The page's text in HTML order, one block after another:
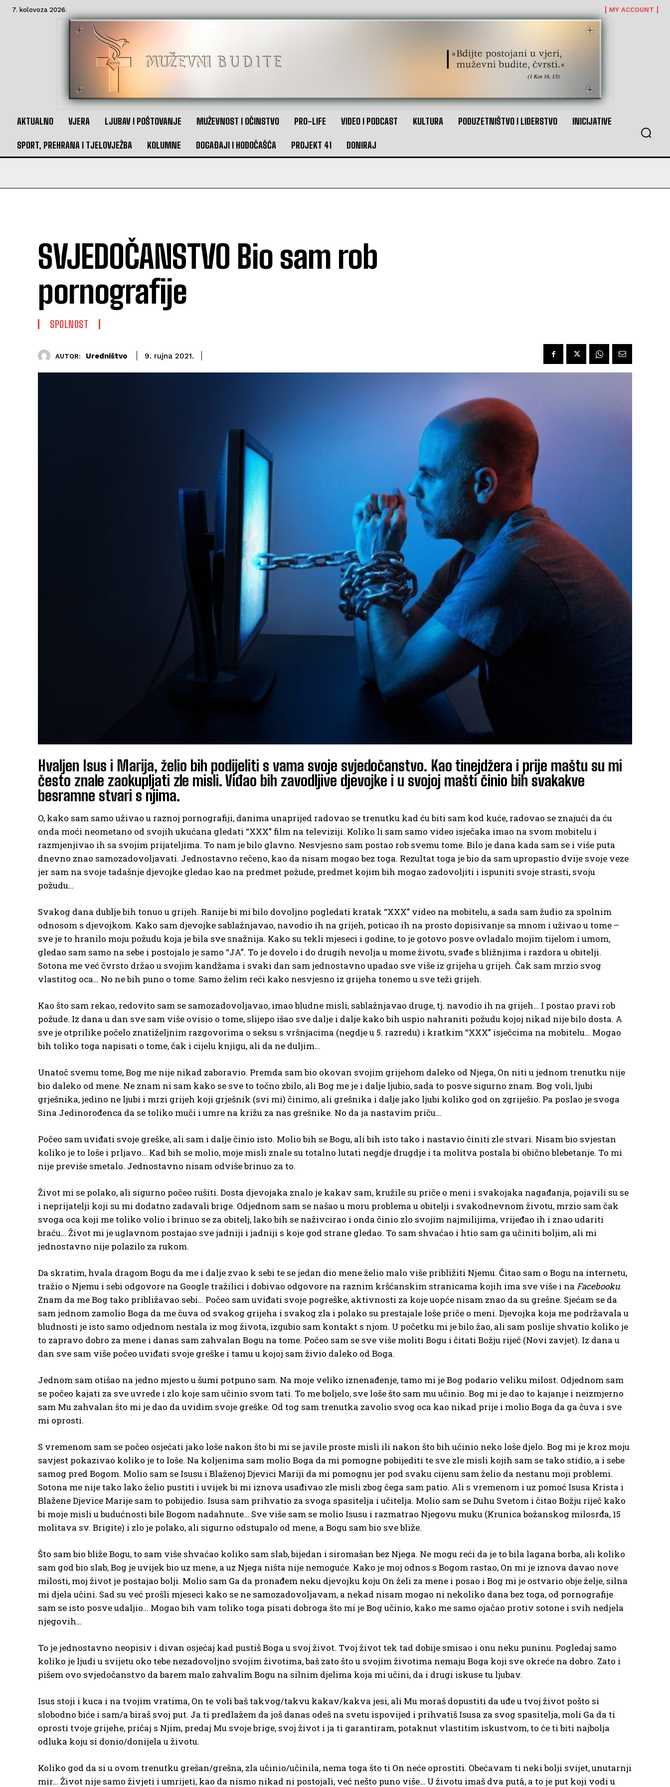
7. kolovoza 2026. MY ACCOUNT
AKTUALNO VJERA LJUBAV I POŠTOVANJE MUŽEVNOST I OČINSTVO PRO-LIFE VIDEO I PODCAST KULTURA PODUZETNIŠTVO I LIDERSTVO INICIJATIVE
SPORT, PREHRANA I TJELOVJEŽBA KOLUMNE DOGAĐAJI I HODOČAŠĆA PROJEKT 41 DONIRAJ
SVJEDOČANSTVO Bio sam rob
pornografije
SPOLNOST
AUTOR: Uredništvo 9. rujna 2021.
Hvaljen Isus i Marija, želio bih podijeliti s vama svoje svjedočanstvo. Kao tinejdžera i prije maštu su mi
često znale zaokupljati zle misli. Viđao bih zavodljive djevojke i u svojoj mašti činio bih svakakve
besramne stvari s njima.
O, kako sam samo uživao u raznoj pornografiji, danima unaprijed radovao se trenutku kad ću biti sam kod kuće, radovao se znajući da ću
onda moći neometano od svojih ukućana gledati “XXX” film na televiziji. Koliko li sam samo video isječaka imao na svom mobitelu i
razmjenjivao ih sa svojim prijateljima. To nam je bilo glavno. Nesvjesno sam postao rob svemu tome. Bilo je dana kada sam se i više puta
dnevno znao samozadovoljavati. Jednostavno rečeno, kao da nisam mogao bez toga. Rezultat toga je bio da sam upropastio dvije svoje veze
jer sam na svoje tadašnje djevojke gledao kao na predmet požude, predmet kojim bih mogao zadovoljiti i ispuniti svoje strasti, svoju
požudu…
Svakog dana dublje bih tonuo u grijeh. Ranije bi mi bilo dovoljno pogledati kratak “XXX” video na mobitelu, a sada sam žudio za spolnim
odnosom s djevojkom. Kako sam djevojke sablažnjavao, navodio ih na grijeh, poticao ih na prosto dopisivanje sa mnom i uživao u tome –
sve je to hranilo moju požudu koja je bila sve snažnija. Kako su tekli mjeseci i godine, to je gotovo posve ovladalo mojim tijelom i umom,
gledao sam samo na sebe i postojalo je samo “JA”. To je dovelo i do drugih nevolja u mome životu, svađe s bližnjima i razdora u obitelji.
Sotona me već čvrsto držao u svojim kandžama i svaki dan sam jednostavno upadao sve više iz grijeha u grijeh. Čak sam mrzio svog
vlastitog oca… No ne bih puno o tome. Samo želim reći kako nesvjesno iz grijeha tonemo u sve teži grijeh.
Kao što sam rekao, redovito sam se samozadovoljavao, imao bludne misli, sablažnjavao druge, tj. navodio ih na grijeh… I postao pravi rob
požude. Iz dana u dan sve sam više ovisio o tome, slijepo išao sve dalje i dalje kako bih uspio nahraniti požudu kojoj nikad nije bilo dosta. A
sve je otprilike počelo znatiželjnim razgovorima o seksu s vršnjacima (negdje u 5. razredu) i kratkim “XXX” isječcima na mobitelu… Mogao
bih toliko toga napisati o tome, čak i cijelu knjigu, ali da ne duljim…
Unatoč svemu tome, Bog me nije nikad zaboravio. Premda sam bio okovan svojim grijehom daleko od Njega, On niti u jednom trenutku nije
bio daleko od mene. Ne znam ni sam kako se sve to točno zbilo, ali Bog me je i dalje ljubio, sada to posve sigurno znam. Bog voli, ljubi
grješnika, jedino ne ljubi i mrzi grijeh koji grješnik (svi mi) činimo, ali grešnika i dalje jako ljubi koliko god on zgriješio. Pa poslao je svoga
Sina Jedinorođenca da se toliko muči i umre na križu za nas grešnike. No da ja nastavim priču…
Počeo sam uviđati svoje greške, ali sam i dalje činio isto. Molio bih se Bogu, ali bih isto tako i nastavio činiti zle stvari. Nisam bio svjestan
koliko je to loše i prljavo… Kad bih se molio, moje misli znale su totalno lutati negdje drugdje i ta molitva postala bi obično blebetanje. To mi
nije previše smetalo. Jednostavno nisam odviše brinuo za to.
Život mi se polako, ali sigurno počeo rušiti. Dosta djevojaka znalo je kakav sam, kružile su priče o meni i svakojaka nagađanja, pojavili su se
i neprijatelji koji su mi dodatno zadavali brige. Odjednom sam se našao u moru problema u obitelji i svakodnevnom životu, mrzio sam čak
svoga oca koji me toliko volio i brinuo se za obitelj, lako bih se naživcirao i onda činio zlo svojim najmilijima, vrijeđao ih i znao udariti
braću… Život mi je uglavnom postajao sve jadniji i jadniji s koje god strane gledao. To sam shvaćao i htio sam ga učiniti boljim, ali mi
jednostavno nije polazilo za rukom.
Da skratim, hvala dragom Bogu da me i dalje zvao k sebi te se jedan dio mene želio malo više približiti Njemu. Čitao sam o Bogu na internetu,
tražio o Njemu i sebi odgovore na Google tražilici i dobivao odgovore na raznim kršćanskim stranicama kojih ima sve više i na Facebooku.
Znam da me Bog tako približavao sebi… Počeo sam uviđati svoje pogreške, aktivnosti za koje uopće nisam znao da su grešne. Sjećam se da
sam jednom zamolio Boga da me čuva od svakog grijeha i svakog zla i polako su prestajale loše priče o meni. Djevojka koja me podržavala u
bludnosti je isto samo odjednom nestala iz mog života, izgubio sam kontakt s njom. U početku mi je bilo žao, ali sam poslije shvatio koliko je
to zapravo dobro za mene i danas sam zahvalan Bogu na tome. Počeo sam se sve više moliti Bogu i čitati Božju riječ (Novi zavjet). Iz dana u
dan sve sam više počeo uviđati svoje greške i tamu u kojoj sam živio daleko od Boga.
Jednom sam otišao na jedno mjesto u šumi potpuno sam. Na moje veliko iznenađenje, tamo mi je Bog podario veliku milost. Odjednom sam
se počeo kajati za sve uvrede i zlo koje sam učinio svom tati. To me boljelo, sve loše što sam mu učinio. Bog mi je dao to kajanje i neizmjerno
sam Mu zahvalan što mi je dao da uvidim svoje greške. Od tog sam trenutka zavolio svog oca kao nikad prije i molio Boga da ga čuva i sve
mi oprosti.
S vremenom sam se počeo osjećati jako loše nakon što bi mi se javile proste misli ili nakon što bih učinio neko loše djelo. Bog mi je kroz moju
savjest pokazivao koliko je to loše. Na koljenima sam molio Boga da mi pomogne pobijediti te sve zle misli kojih sam se tako stidio, a i sebe
samog pred Bogom. Molio sam se Isusu i Blaženoj Djevici Mariji da mi pomognu jer pod svaku cijenu sam želio da nestanu moji problemi.
Sotona me nije tako lako želio pustiti i uvijek bi mi iznova usađivao zle misli zbog čega sam patio. Ali s vremenom i uz pomoć Isusa Krista i
Blažene Djevice Marije sam to pobijedio. Isusa sam prihvatio za svoga spasitelja i učitelja. Molio sam se Duhu Svetom i čitao Božju riječ kako
bi moje misli u budućnosti bile Bogom nadahnute… Sve više sam se molio Isusu i razmatrao Njegovu muku (Krunica božanskog milosrđa, 15
molitava sv. Brigite) i zlo je polako, ali sigurno odstupalo od mene, a Bogu sam bio sve bliže.
Što sam bio bliže Bogu, to sam više shvaćao koliko sam slab, bijedan i siromašan bez Njega. Ne mogu reći da je to bila lagana borba, ali koliko
sam god bio slab, Bog je uvijek bio uz mene, a uz Njega ništa nije nemoguće. Kako je moj odnos s Bogom rastao, On mi je iznova davao nove
milosti, moj život je postajao bolji. Molio sam Ga da pronađem neku djevojku koju On želi za mene i posao i Bog mi je ostvario obje želje, silna
mi djela učini. Sad su već prošli mjeseci kako se ne samozadovoljavam, a nekad nisam mogao ni nekoliko dana bez toga, od pornografije
sam se isto posve udaljio… Mogao bih vam toliko toga pisati dobroga što mi je Bog učinio, kako me samo ojačao protiv sotone i svih nedjela
njegovih…
To je jednostavno neopisiv i divan osjećaj kad pustiš Boga u svoj život. Tvoj život tek tad dobije smisao i onu neku puninu. Pogledaj samo
koliko je ljudi u svijetu oko tebe nezadovoljno svojim životima, baš zato što u svojim životima nemaju Boga koji sve okreće na dobro. Zato i
pišem ovo svjedočanstvo da barem malo zahvalim Bogu na silnim djelima koja mi učini, da i drugi iskuse tu ljubav.
Isus stoji i kuca i na tvojim vratima, On te voli baš takvog/takvu kakav/kakva jesi, ali Mu moraš dopustiti da uđe u tvoj život pošto si
slobodno biće i sam/a biraš svoj put. Ja ti predlažem da još danas odeš na svetu ispovijed i prihvatiš Isusa za svog spasitelja, moli Ga da ti
oprosti tvoje grijehe, pričaj s Njim, predaj Mu svoje brige, svoj život i ja ti garantiram, potaknut vlastitim iskustvom, to će ti biti najbolja
odluka koju si donio/donijela u životu.
Koliko god da si u ovom trenutku grešan/grešna, zla učinio/učinila, nema toga što ti On neće oprostiti. Obećavam ti neki bolji svijet, unutarnji
mir… Život nije samo živjeti i umrijeti, kao da nismo nikad ni postojali, već nešto puno više… U životu imaš dva putâ, a to je put koji vodi u